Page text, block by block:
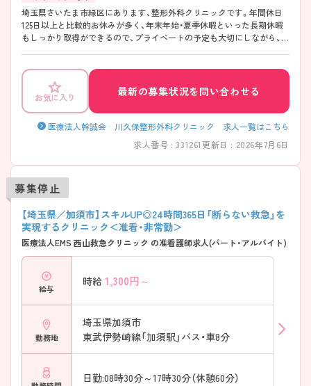
埼玉県さいたま市緑区にあります、整形外科クリニックです。年間休日
125日以上と比較的お休みが多く、年末年始・夏季休暇といった長期休暇
もしっかり取得ができるので、プライベートの予定も大切にしながら、メ
ケーションも◎アットホームで働きやすい雰囲気です♪ ご興味おあり
の方は、是非お問い合わせくださいませ！
お気に入り
最新の募集状況を問い合わせる
医療法人幹誠会 川久保整形外科クリニック 求人一覧はこちら
求人番号 : 331261 更新日 : 2026年7月6日
募集停止
【埼玉県／加須市】スキルUP◎24時間365日「断らない救急」を
実現するクリニック＜准看・非常勤＞
医療法人EMS 西山救急クリニック の准看護師求人(パート・アルバイト)
給与
時給 1,300円～
勤務地
埼玉県加須市
東武伊勢崎線「加須駅」バス・車8分
日勤:08時30分～17時30分（休憩60分）